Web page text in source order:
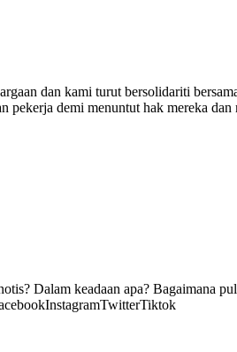
dan kami turut bersolidariti
pekerja demi menuntut hak mereka
Dalam keadaan apa? Bagaimana